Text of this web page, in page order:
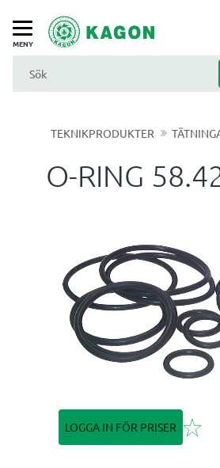
Meny
TEKNIKPRODUKTER
O-RING
LOGGA IN FÖR PRISER Lägg